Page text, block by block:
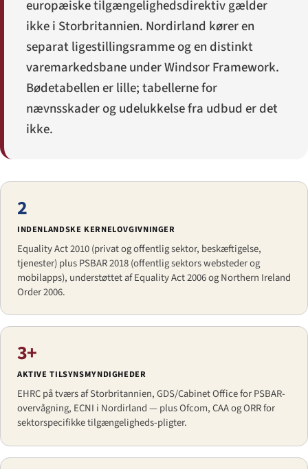
europæiske tilgængelighedsdirektiv gælder
ikke i Storbritannien. Nordirland kører en
separat ligestillingsramme og en distinkt
varemarkedsbane under Windsor Framework.
Bødetabellen er lille; tabellerne for
nævnsskader og udelukkelse fra udbud er det
ikke.
2
INDENLANDSKE KERNELOVGIVNINGER
Equality Act 2010 (privat og offentlig sektor, beskæftigelse,
tjenester) plus PSBAR 2018 (offentlig sektors websteder og
mobilapps), understøttet af Equality Act 2006 og Northern Ireland
Order 2006.
3+
AKTIVE TILSYNSMYNDIGHEDER
EHRC på tværs af Storbritannien, GDS/Cabinet Office for PSBAR-
overvågning, ECNI i Nordirland — plus Ofcom, CAA og ORR for
sektorspecifikke tilgængeligheds-pligter.